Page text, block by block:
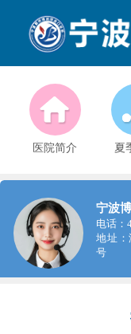
医院简介 夏
宁波
电话：
地址：
号